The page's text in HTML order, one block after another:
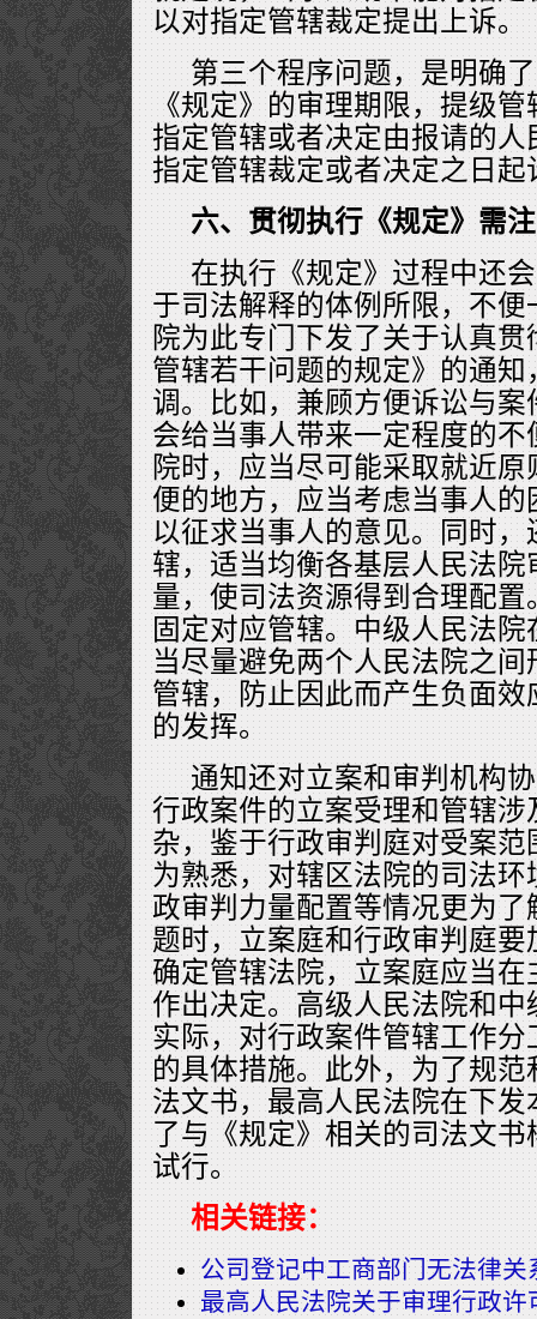
以对指定管辖裁定提出上诉。
第三个程序问题，是明确
《规定》的审理期限，提级
指定管辖或者决定由报请的
指定管辖裁定或者决定之日起
六、贯彻执行《规定》需
在执行《规定》过程中还
于司法解释的体例所限，不
院为此专门下发了关于认真
管辖若干问题的规定》的通
调。比如，兼顾方便诉讼与
会给当事人带来一定程度的
院时，应当尽可能采取就近
便的地方，应当考虑当事人
以征求当事人的意见。同时
辖，适当均衡各基层人民法
量，使司法资源得到合理配
固定对应管辖。中级人民法
当尽量避免两个人民法院之
管辖，防止因此而产生负面
的发挥。
通知还对立案和审判机构
行政案件的立案受理和管辖
杂，鉴于行政审判庭对受案
为熟悉，对辖区法院的司法
政审判力量配置等情况更为
题时，立案庭和行政审判庭
确定管辖法院，立案庭应当
作出决定。高级人民法院和
实际，对行政案件管辖工作
的具体措施。此外，为了规
法文书，最高人民法院在下
了与《规定》相关的司法文
试行。
相关链接：
公司登记中工商部门无法律
最高人民法院关于审理行政